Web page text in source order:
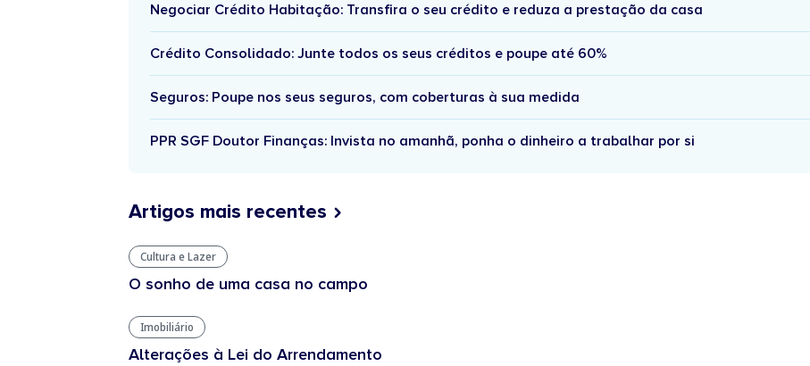
Negociar Crédito Habitação: Transfira o seu crédito e reduza a prestação da casa
Crédito Consolidado: Junte todos os seus créditos e poupe até 60%
Seguros: Poupe nos seus seguros, com coberturas à sua medida
PPR SGF Doutor Finanças: Invista no amanhã, ponha o dinheiro a trabalhar por si
Artigos mais recentes
Cultura e Lazer
O sonho de uma casa no campo
Imobiliário
Alterações à Lei do Arrendamento